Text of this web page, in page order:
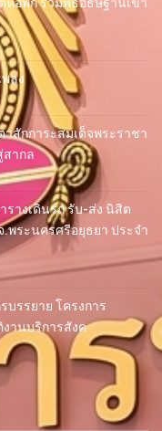
ลง
สักการะสมเด็จพระราชา
ากล
รางเดินรถ รับ-ส่ง นิสิต
พระนครศรีอยุธยา ประจำ
บรรยาย โครงการ
านบริการสังค